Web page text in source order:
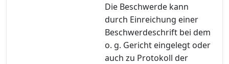
Die Beschwerde kann
durch Einreichung einer
Beschwerdeschrift bei dem
o. g. Gericht eingelegt oder
auch zu Protokoll der